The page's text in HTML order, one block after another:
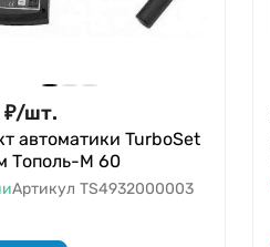
₽/шт.
автоматики TurboSet
Тополь-М 60
Артикул TS4932000003